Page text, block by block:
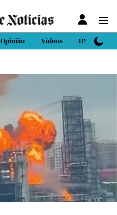
Opinião Vídeos DN Sport